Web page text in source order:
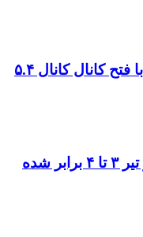
*رکوردشکنی تاریخی بورس با فتح کانال کانال ۵.۴
*چرا قبض آب و برق خرداد و تیر ۳ تا ۴ برابر شده